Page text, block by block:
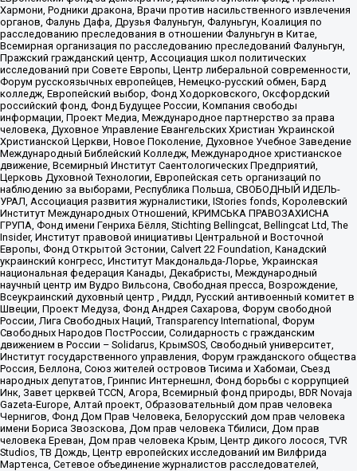
Хармони, Родники дракона, Врачи против насильственного извлечения
органов, Фалунь Дафа, Друзья Фалуньгун, Фалуньгун, Коалиция по
расследованию преследования в отношении Фалуньгун в Китае,
Всемирная организация по расследованию преследований Фалуньгун,
Пражский гражданский центр, Ассоциация школ политических
исследований при Совете Европы, Центр либеральной современности,
Форум русскоязычных европейцев, Немецко-русский обмен, Бард
колледж, Европейский выбор, Фонд Ходорковского, Оксфордский
российский фонд, Фонд Будущее России, Компания свободы
информации, Проект Медиа, Международное партнерство за права
человека, Духовное Управление Евангельских Христиан Украинской
Христианской Церкви, Новое Поколение, Духовное Учебное Заведение
Международный Библейский Колледж, Международное христианское
движение, Всемирный Институт Саентологических Предприятий,
Церковь Духовной Технологии, Европейская сеть организаций по
наблюдению за выборами, Республика Польша, СВОБОДНЫЙ ИДЕЛЬ-
УРАЛ, Ассоциация развития журналистики, IStories fonds, Королевский
Институт Международных Отношений, КРИМСЬКА ПРАВОЗАХИСНА
ГРУПА, Фонд имени Генриха Бёлля, Stichting Bellingcat, Bellingcat Ltd, The
Insider, Институт правовой инициативы Центральной и Восточной
Европы, Фонд Открытой Эстонии, Calvert 22 Foundation, Канадский
украинский конгресс, Институт Макдональда-Лорье, Украинская
национальная федерация Канады, Декабристы, Международный
научный центр им Вудро Вильсона, Свободная пресса, Возрождение,
Всеукраинский духовный центр , Риддл, Русский антивоенный комитет в
Швеции, Проект Медуза, Фонд Андрея Сахарова, Форум свободной
России, Лига Свободных Наций, Transparеncy International, Форум
Свободных Народов ПостРоссии, Солидарность с гражданским
движением в России – Solidarus, КрымSOS, Свободный университет,
Институт государственного управления, Форум гражданского общества
Россия, Беллона, Союз жителей островов Тисима и Хабомаи, Съезд
народных депутатов, Гринпис Интернешнл, Фонд борьбы с коррупцией
Инк, Завет церквей TCCN, Агора, Всемирный фонд природы, BDR Novaja
Gazeta-Europe, Алтай проект, Образовательный дом прав человека
Чернигов, Фонд Дом Прав Человека, Белорусский дом прав человека
имени Бориса Звозскова, Дом прав человека Тбилиси, Дом прав
человека Ереван, Дом прав человека Крым, Центр дикого лосося, TVR
Studios, ТВ Дождь, Центр европейских исследований им Вилфрида
Мартенса, Сетевое объединение журналистов расследователей,